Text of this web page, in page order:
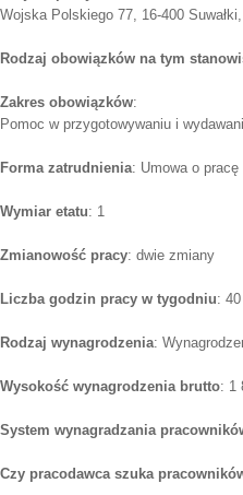
Wojska Polskiego 77, 16-400
Rodzaj obowiązków na tym
Zakres obowiązków:
Pomoc w przygotowywaniu i
Forma zatrudnienia: Umowa o
Wymiar etatu: 1
Zmianowość pracy: dwie zmiany
Liczba godzin pracy w tygodniu: 40
Rodzaj wynagrodzenia:
Wysokość wynagrodzenia brutto: 1
System wynagradzania
Czy pracodawca szuka